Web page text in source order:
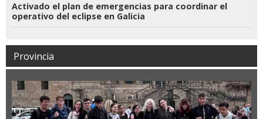
Activado el plan de emergencias para coordinar el
operativo del eclipse en Galicia
Provincia